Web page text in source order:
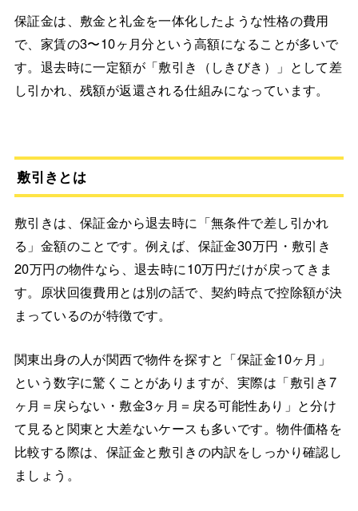
保証金は、敷金と礼金を一体化したような性格の費用
で、家賃の3〜10ヶ月分という高額になることが多いで
す。退去時に一定額が「敷引き（しきびき）」として差
し引かれ、残額が返還される仕組みになっています。
敷引きとは
敷引きは、保証金から退去時に「無条件で差し引かれ
る」金額のことです。例えば、保証金30万円・敷引き
20万円の物件なら、退去時に10万円だけが戻ってきま
す。原状回復費用とは別の話で、契約時点で控除額が決
まっているのが特徴です。
関東出身の人が関西で物件を探すと「保証金10ヶ月」
という数字に驚くことがありますが、実際は「敷引き7
ヶ月＝戻らない・敷金3ヶ月＝戻る可能性あり」と分け
て見ると関東と大差ないケースも多いです。物件価格を
比較する際は、保証金と敷引きの内訳をしっかり確認し
ましょう。